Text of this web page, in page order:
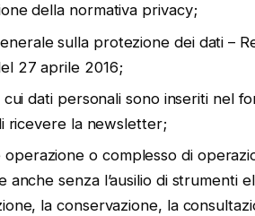
della normativa privacy;
sulla protezione dei dati –
27 aprile 2016;
cui dati personali sono inseriti nel
ricevere la newsletter;
operazione o complesso di
anche senza l’ausilio di strumenti
la conservazione, la